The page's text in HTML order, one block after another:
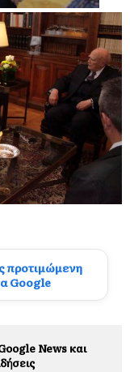
προτιμώμενη
Google
News και